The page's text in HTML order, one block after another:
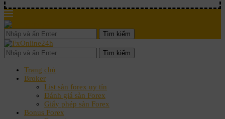
Tìm kiếm
Tìm kiếm
Trang chủ
Broker
List sàn forex uy tín
Đánh giá sàn Forex
Giấy phép sàn Forex
Bonus Forex